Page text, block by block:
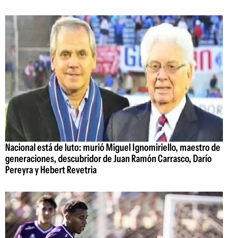
Nacional está de luto: murió Miguel Ignomiriello, maestro de
generaciones, descubridor de Juan Ramón Carrasco, Darío
Pereyra y Hebert Revetria